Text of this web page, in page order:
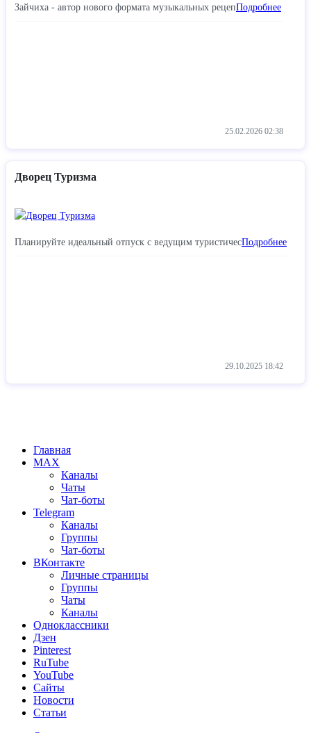
Зайчиха - автор нового формата музыкальных рецепПодробнее
25.02.2026 02:38
Дворец Туризма
Планируйте идеальный отпуск с ведущим туристичесПодробнее
29.10.2025 18:42
Главная
MAX
Каналы
Чаты
Чат-боты
Telegram
Каналы
Группы
Чат-боты
ВКонтакте
Личные страницы
Группы
Чаты
Каналы
Одноклассники
Дзен
Pinterest
RuTube
YouTube
Сайты
Новости
Статьи